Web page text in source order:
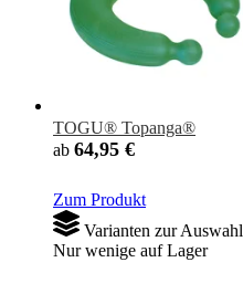
TOGU® Topanga®
ab 64,95 €
Zum Produkt
Varianten zur Auswahl
Nur wenige auf Lager